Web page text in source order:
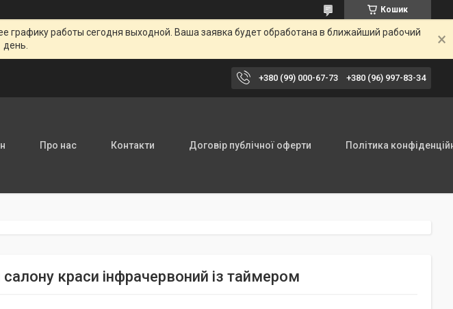
Кошик
графику работы сегодня выходной. Ваша заявка будет обработана в ближайший рабочий
день.
+380 (99) 000-67-73 +380 (96) 997-83-34
Про нас Контакти Договір публічної оферти Політика
краси інфрачервоний із таймером